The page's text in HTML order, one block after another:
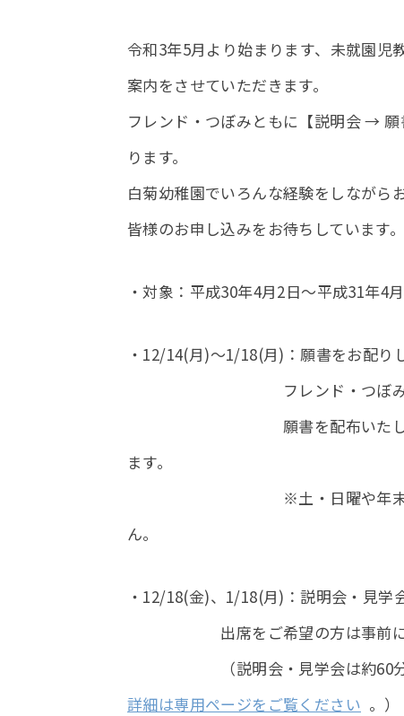
令和3年5月より始まります、未就園児
案内をさせていただきます。
フレンド・つぼみともに【説明会 →
ります。
白菊幼稚園でいろんな経験をしながら
皆様のお申し込みをお待ちしています。
・対象：平成30年4月2日～平成31年4
・12/14(月)～1/18(月)：願書をお配り
フレンド・つぼみについて
願書を配布いたします。
ます。
※土・日曜や年末年始など
ん。
・12/18(金)、1/18(月)：説明会・見学
出席をご希望の方は事前にお
（説明会・見学会は約60分、
詳細は専用ページをご覧ください 。）